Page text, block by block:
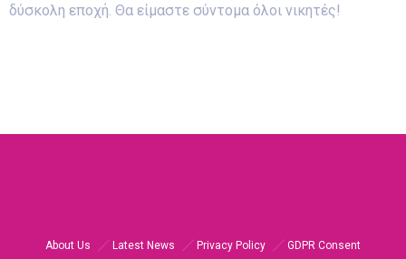
δύσκολη εποχή. Θα είμαστε σύντομα όλοι νικητές!
About Us Latest News Privacy Policy GDPR Consent